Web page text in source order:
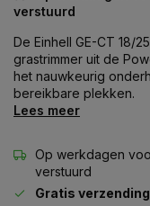
verstuurd
De Einhell GE-CT 18/
grastrimmer uit de
het nauwkeurig
bereikbare plekken.
Lees meer
Op werkdagen
verstuurd
Gratis verzending